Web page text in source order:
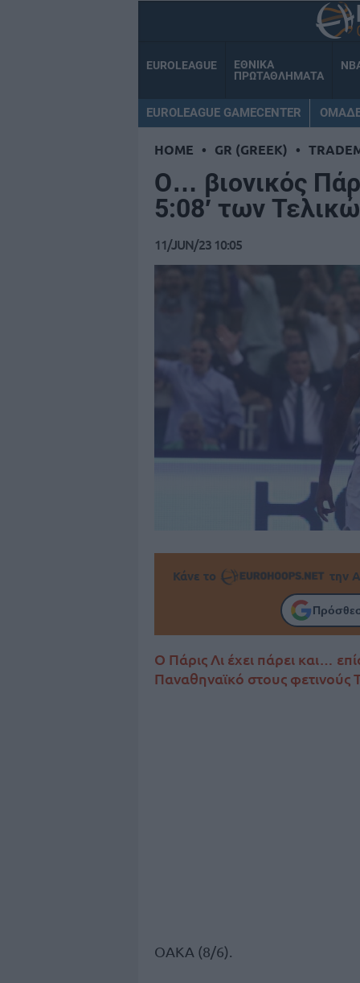
EUROLEAGUE
ΕΘΝΙΚΑ
ΠΡΩΤΑΘΛΗΜΑΤΑ
EUROLEAGUE GAMECENTER
HOME • GR (GREEK) •
Ο… βιονικός
5:08′ των
11/JUN/23 10:05
Κάνε το την
Ο Πάρις Λι έχει πάρει και…
Παναθηναϊκό στους φετινούς
ΟΑΚΑ (8/6).